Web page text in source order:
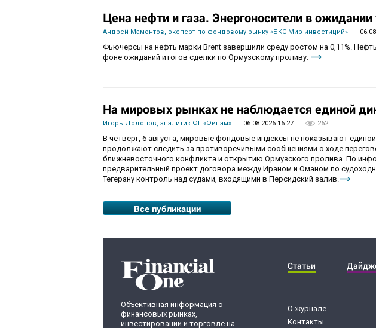
Цена нефти и газа. Энергоносители в ожидании
Андрей Мамонтов, эксперт по фондовому рынку «БКС Мир инвестиций»
Фьючерсы на нефть марки Brent завершили среду ростом на 0,11%.
фоне ожиданий итогов сделки по Ормузскому проливу.
На мировых рынках не наблюдается единой
Игорь Додонов, аналитик ФГ «Финам» 06.08.2026 16:27 262
В четверг, 6 августа, мировые фондовые индексы не показывают
продолжают следить за противоречивыми сообщениями о ходе
ближневосточного конфликта и открытию Ормузского пролива. По
предварительный проект договора между Ираном и Оманом по
Тегерану контроль над судами, входящими в Персидский залив.
Все публикации
Объективная информация о
финансовых рынках,
инвестировании и торговле на
Статьи
О журнале
Контакты